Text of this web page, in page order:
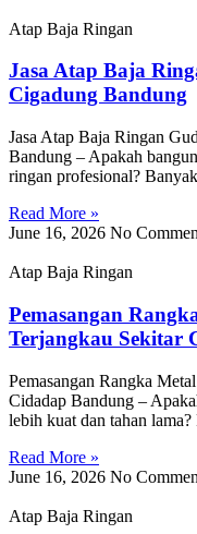
Atap Baja Ringan
Jasa Atap Baja
Cigadung Bandung
Jasa Atap Baja Ringan
Bandung – Apakah
ringan profesional?
Read More »
June 16, 2026 No
Atap Baja Ringan
Pemasangan
Terjangkau Sekitar
Pemasangan Rangka
Cidadap Bandung –
lebih kuat dan tahan
Read More »
June 16, 2026 No
Atap Baja Ringan